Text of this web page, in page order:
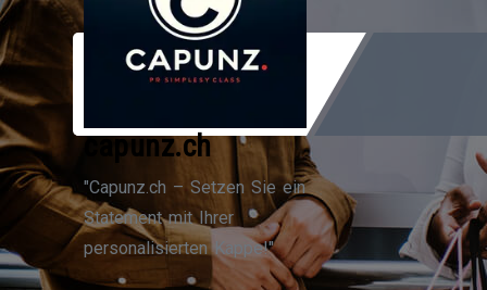
Zum
Inhalt
capunz.ch
"Capunz.ch – Setzen Sie ein
Statement mit Ihrer
personalisierten Kappe!"